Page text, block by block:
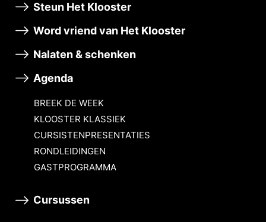
Steun Het Klooster
Word vriend van Het Klooster
Nalaten & schenken
Agenda
BREEK DE WEEK
KLOOSTER KLASSIEK
CURSISTENPRESENTATIES
RONDLEIDINGEN
GASTPROGRAMMA
Cursussen